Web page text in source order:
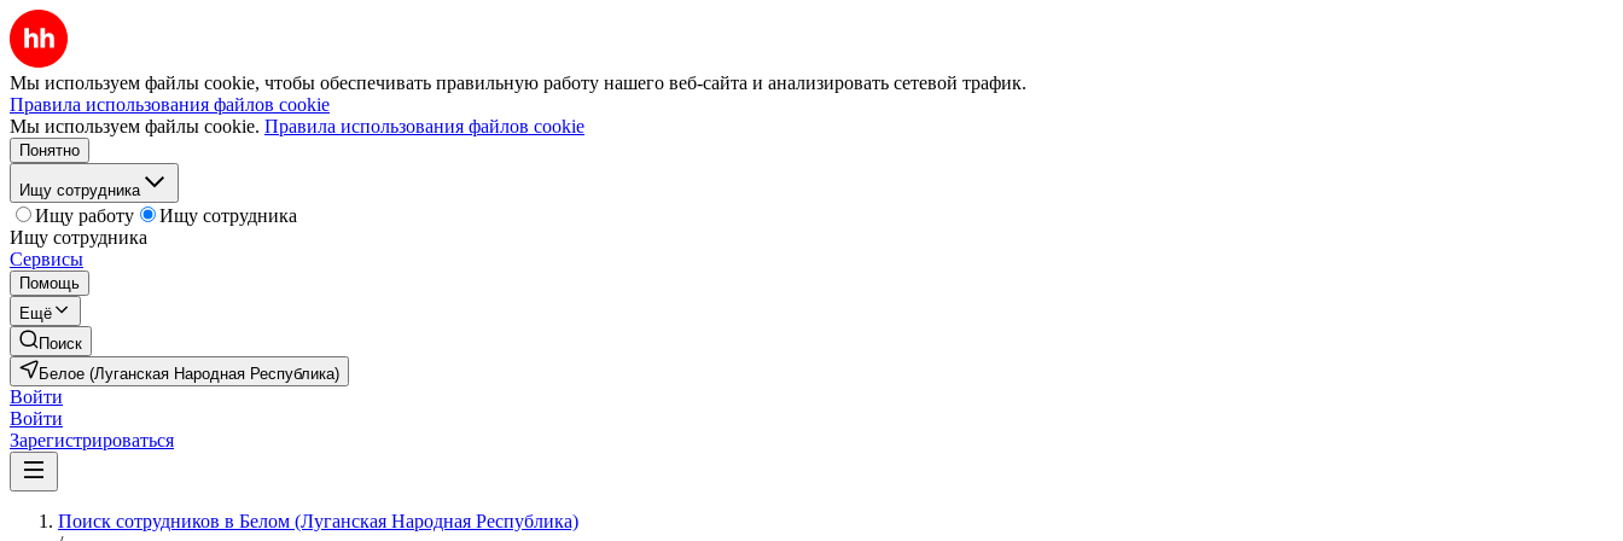
Мы используем файлы cookie, чтобы обеспечивать правильную работу нашего веб-сайта и анализировать сетевой трафик.
Правила использования файлов cookie
Мы используем файлы cookie. Правила использования файлов cookie
Понятно
Ищу сотрудника
Ищу работу
Ищу сотрудника
Ищу сотрудника
Сервисы
Помощь
Ещё
Поиск
Белое (Луганская Народная Республика)
Войти
Войти
Зарегистрироваться
Поиск сотрудников в Белом (Луганская Народная Республика)